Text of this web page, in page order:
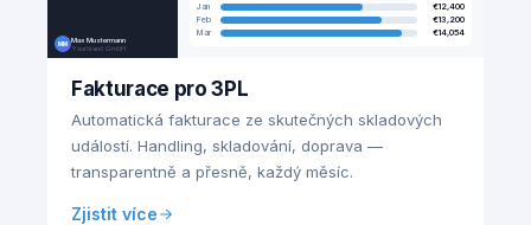
MM Max Mustermann
Yourbrand GmbH
Jan
€12,400
Feb
€13,200
Mar
€14,054
Fakturace pro 3PL
Automatická fakturace ze skutečných skladových
událostí. Handling, skladování, doprava —
transparentně a přesně, každý měsíc.
Zjistit více